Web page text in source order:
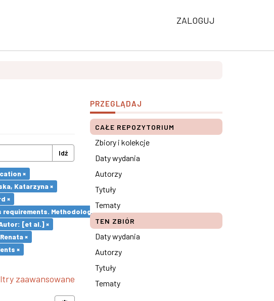
ZALOGUJ
Idź
×
Katarzyna ×
×
Methodological remarks ×
[et al.] ×
×
×
zaawansowane
PRZEGLĄDAJ
CAŁE REPOZYTORIUM
Zbiory i kolekcje
Daty wydania
Autorzy
Tytuły
Tematy
TEN ZBIÓR
Daty wydania
Autorzy
Tytuły
Tematy